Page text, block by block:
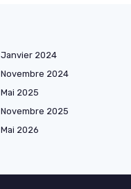
Janvier 2024
Novembre 2024
Mai 2025
Novembre 2025
Mai 2026